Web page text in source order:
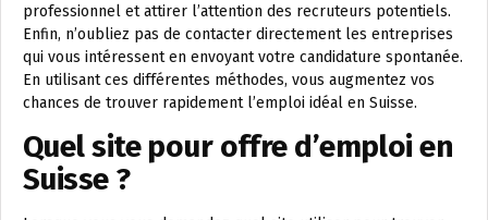
professionnel et attirer l’attention des recruteurs potentiels.
Enfin, n’oubliez pas de contacter directement les entreprises
qui vous intéressent en envoyant votre candidature spontanée.
En utilisant ces différentes méthodes, vous augmentez vos
chances de trouver rapidement l’emploi idéal en Suisse.
Quel site pour offre d’emploi en
Suisse ?